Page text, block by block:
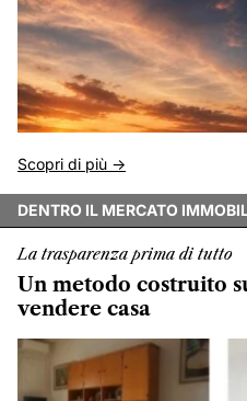
Scopri di più ->
DENTRO IL MERCATO
La trasparenza prima di tutto
Un metodo costruito
vendere casa